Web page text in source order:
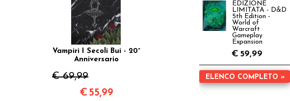
Vampiri I Secoli Bui - 20°
Anniversario
€ 69,99
€ 55,99
EDIZIONE
LIMITATA - D&D
5th Edition -
World of
Warcraft
Gameplay
Expansion
€ 59,99
ELENCO COMPLETO »